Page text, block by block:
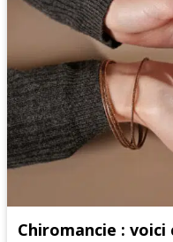
Chiromancie :